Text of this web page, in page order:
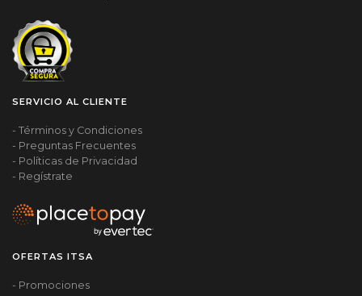
SERVICIO AL CLIENTE
- Términos y Condiciones
- Preguntas Frecuentes
- Políticas de Privacidad
- Regístrate
OFERTAS ITSA
- Promociones